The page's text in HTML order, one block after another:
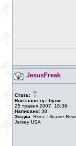
JesusFreak
Стать:
Востаннє тут були:
25 травня 2007, 18:36
Написано: 38
Звідки: Rivne Ukraine-New
Jersey USA